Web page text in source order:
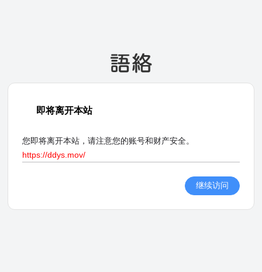
即将离开本站
您即将离开本站，请注意您的账号和财产安全。
https://ddys.mov/
继续访问